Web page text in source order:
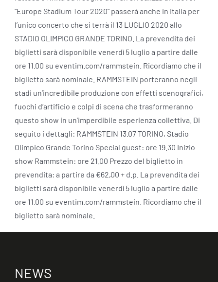
“Europe Stadium Tour 2020” passerà anche in Italia per
l’unico concerto che si terrà il 13 LUGLIO 2020 allo
STADIO OLIMPICO GRANDE TORINO. La prevendita dei
biglietti sarà disponibile venerdì 5 luglio a partire dalle
ore 11.00 su eventim.com/rammstein. Ricordiamo che il
biglietto sarà nominale. RAMMSTEIN porteranno negli
stadi un’incredibile produzione con effetti scenografici,
fuochi d’artificio e colpi di scena che trasformeranno
questo show in un’imperdibile esperienza collettiva. Di
seguito i dettagli: RAMMSTEIN 13.07 TORINO, Stadio
Olimpico Grande Torino Special guest: ore 19.30 Inizio
show Rammstein: ore 21.00 Prezzo del biglietto in
prevendita: a partire da €62,00 + d.p. La prevendita dei
biglietti sarà disponibile venerdì 5 luglio a partire dalle
ore 11.00 su eventim.com/rammstein. Ricordiamo che il
biglietto sarà nominale.
NEWS